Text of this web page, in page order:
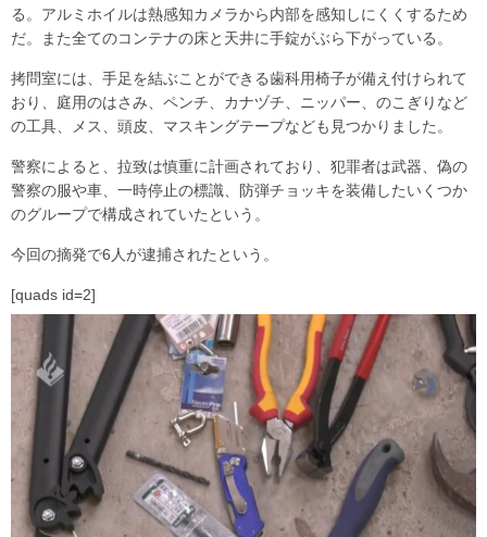
る。アルミホイルは熱感知カメラから内部を感知しにくくするため
だ。また全てのコンテナの床と天井に手錠がぶら下がっている。
拷問室には、手足を結ぶことができる歯科用椅子が備え付けられて
おり、庭用のはさみ、ペンチ、カナヅチ、ニッパー、のこぎりなど
の工具、メス、頭皮、マスキングテープなども見つかりました。
警察によると、拉致は慎重に計画されており、犯罪者は武器、偽の
警察の服や車、一時停止の標識、防弾チョッキを装備したいくつか
のグループで構成されていたという。
今回の摘発で6人が逮捕されたという。
[quads id=2]